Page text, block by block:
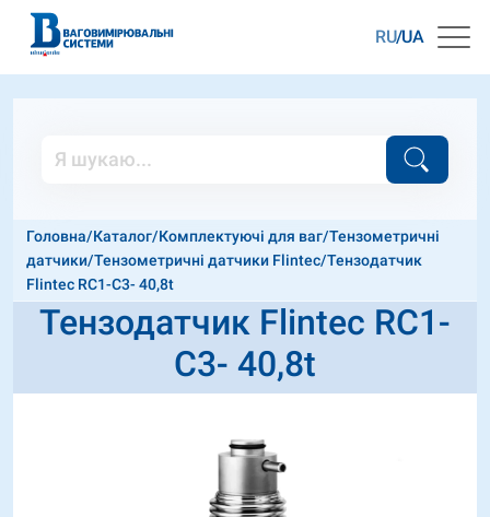
RU UA
Головна/Каталог/Комплектуючі для ваг/Тензометричні
датчики/Тензометричні датчики Flintec/Тензодатчик
Flintec RC1-C3- 40,8t
Тензодатчик Flintec RC1-
C3- 40,8t